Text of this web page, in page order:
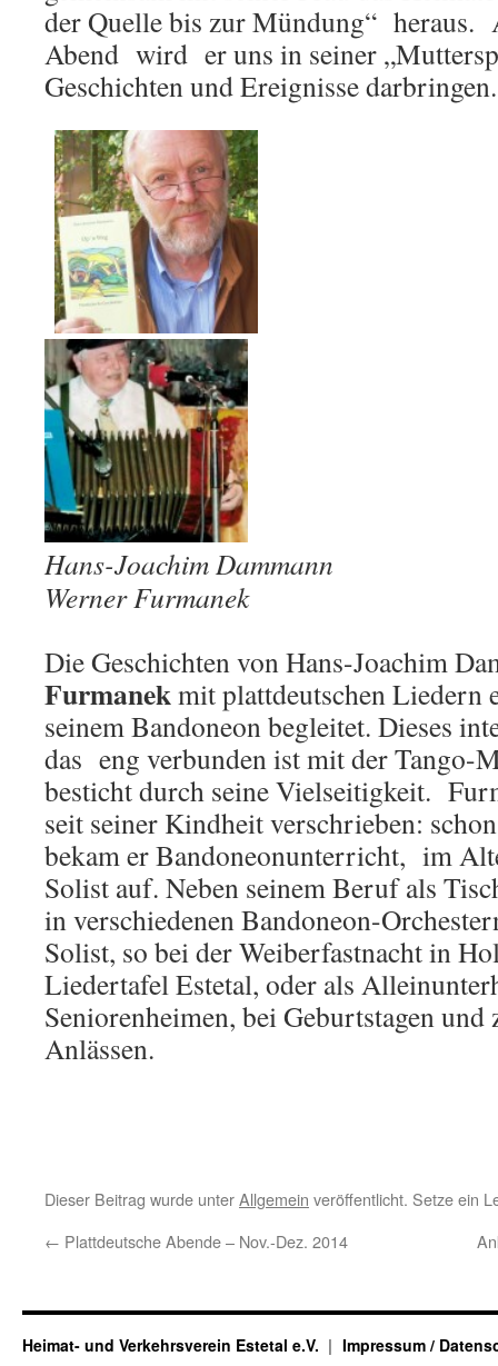
der Quelle bis zur Mündung“ heraus.
Abend wird er uns in seiner
Geschichten und Ereignisse darbringen.
Hans-Joachim Dammann
Werner Furmanek
Die Geschichten von Hans-Joachim
Furmanekmit plattdeutschen Liedern
seinem Bandoneon begleitet. Dieses
das eng verbunden ist mit der Tango-
besticht durch seine Vielseitigkeit.
seit seiner Kindheit verschrieben:
bekam er Bandoneonunterricht, im
Solist auf. Neben seinem Beruf als
in verschiedenen Bandoneon-
Solist, so bei der Weiberfastnacht in
Liedertafel Estetal, oder als
Seniorenheimen, bei Geburtstagen und
Anlässen.
Dieser Beitrag wurde unterAllgemein veröffentlicht. Setze ein
← Plattdeutsche Abende – Nov.-Dez. 2014
Heimat- und Verkehrsverein Estetal e.V. Impressum /